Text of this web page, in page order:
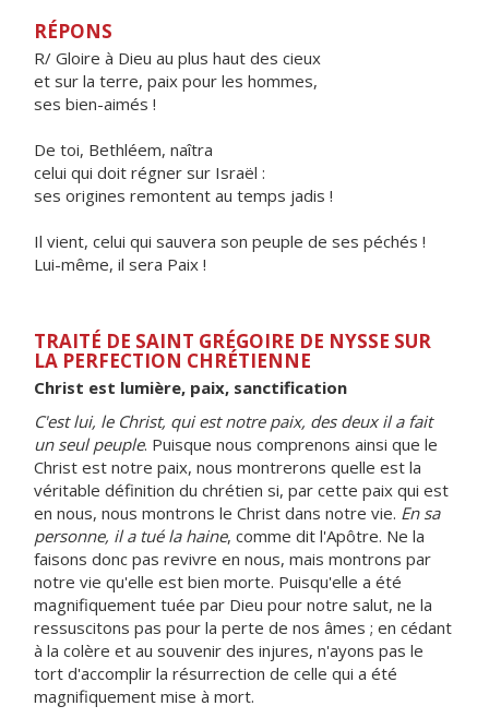
RÉPONS
R/ Gloire à Dieu au plus haut des cieux
et sur la terre, paix pour les hommes,
ses bien-aimés !
De toi, Bethléem, naîtra
celui qui doit régner sur Israël :
ses origines remontent au temps jadis !
Il vient, celui qui sauvera son peuple de ses péchés !
Lui-même, il sera Paix !
TRAITÉ DE SAINT GRÉGOIRE DE NYSSE SUR
LA PERFECTION CHRÉTIENNE
Christ est lumière, paix, sanctification
C'est lui, le Christ, qui est notre paix, des deux il a fait
un seul peuple. Puisque nous comprenons ainsi que le
Christ est notre paix, nous montrerons quelle est la
véritable définition du chrétien si, par cette paix qui est
en nous, nous montrons le Christ dans notre vie. En sa
personne, il a tué la haine, comme dit l'Apôtre. Ne la
faisons donc pas revivre en nous, mais montrons par
notre vie qu'elle est bien morte. Puisqu'elle a été
magnifiquement tuée par Dieu pour notre salut, ne la
ressuscitons pas pour la perte de nos âmes ; en cédant
à la colère et au souvenir des injures, n'ayons pas le
tort d'accomplir la résurrection de celle qui a été
magnifiquement mise à mort.